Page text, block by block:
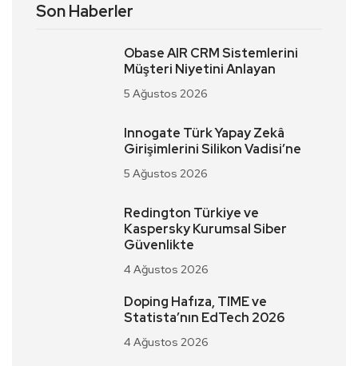
Son Haberler
Obase AIR CRM Sistemlerini
Müşteri Niyetini Anlayan
5 Ağustos 2026
Innogate Türk Yapay Zekâ
Girişimlerini Silikon Vadisi’ne
5 Ağustos 2026
Redington Türkiye ve
Kaspersky Kurumsal Siber
Güvenlikte
4 Ağustos 2026
Doping Hafıza, TIME ve
Statista’nın EdTech 2026
4 Ağustos 2026